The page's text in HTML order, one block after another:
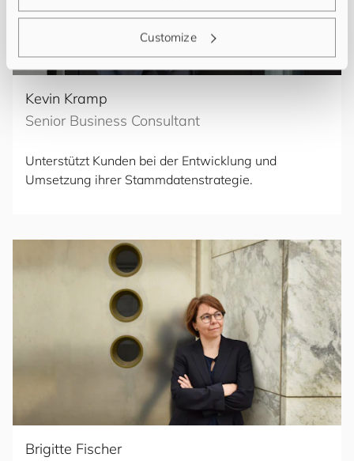
Customize
Kevin Kramp
Senior Business Consultant
Unterstützt Kunden bei der Entwicklung und
Umsetzung ihrer Stammdatenstrategie.
Brigitte Fischer